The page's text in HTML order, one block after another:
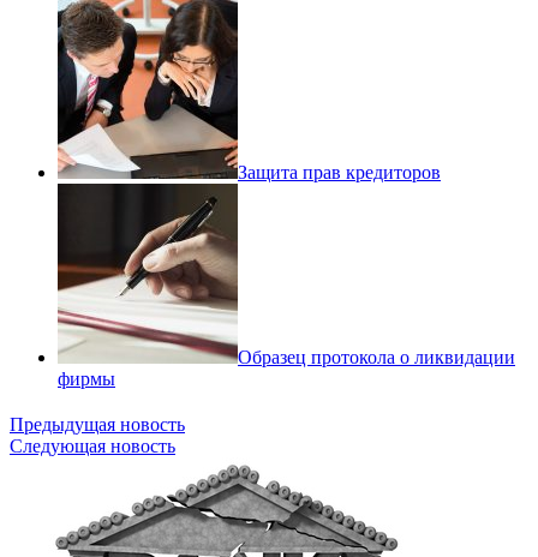
Защита прав кредиторов
Образец протокола о ликвидации
фирмы
Предыдущая новость
Следующая новость